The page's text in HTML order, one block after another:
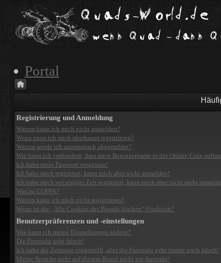
Portal
Registrierung und Anmeldung
Warum kann ich mich nicht anmelden?
Wozu muss ich mich überhaupt registrieren?
Warum werde ich automatisch abgemeldet?
Wie kann ich verhindern, dass mein Benutzername in der Online-Liste
Ich habe mein Passwort vergessen!
Ich habe mich registriert, kann mich aber nicht anmelden!
Ich habe mich vor einiger Zeit registriert, kann mich aber nicht mehr
Was ist COPPA?
Warum kann ich mich nicht registrieren?
Wozu ist die „Alle Cookies des Boards löschen“-Funktion?
Benutzerpräferenzen und -einstellungen
Wie kann ich meine Einstellungen ändern?
Die Forenuhr geht falsch!
Ich habe die Zeitzone eingestellt, aber die Forenuhr geht immer noch falsch!
Meine Sprache steht auf diesem Board nicht zur Auswahl!